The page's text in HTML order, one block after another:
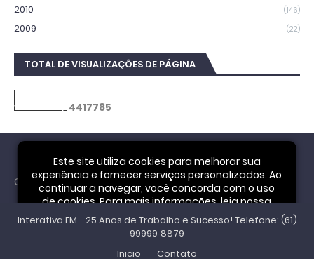
2010 (146)
2009 (22)
TOTAL DE VISUALIZAÇÕES DE PÁGINA
4417785
Cookie Notice
Este site utiliza cookies para melhorar sua
experiência e fornecer serviços personalizados. Ao
continuar a navegar, você concorda com o uso
de cookies. Para mais informações, leia nossa
Política de Privacidade.
Interativa FM - 25 Anos de Trabalho e Sucesso! Telefone: (61)
99999‑8879
Inicio
Contato